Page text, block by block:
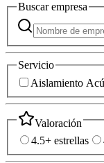
Buscarempresa
Servicio
Aislamiento
Valoración
4.5+ estrellas